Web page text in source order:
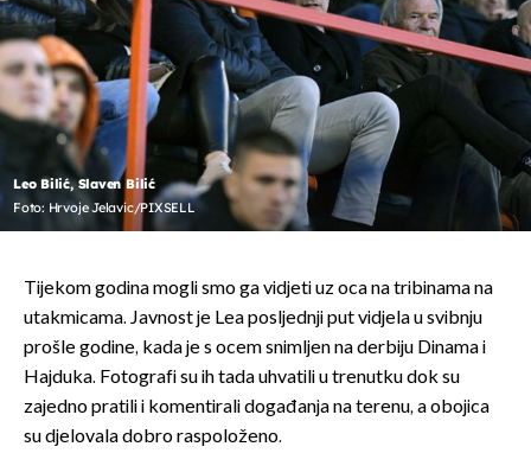
Leo Bilić, Slaven Bilić
Foto: Hrvoje Jelavic/PIXSELL
Tijekom godina mogli smo ga vidjeti uz oca na tribinama na
utakmicama. Javnost je Lea posljednji put vidjela u svibnju
prošle godine, kada je s ocem snimljen na derbiju Dinama i
Hajduka. Fotografi su ih tada uhvatili u trenutku dok su
zajedno pratili i komentirali događanja na terenu, a obojica
su djelovala dobro raspoloženo.